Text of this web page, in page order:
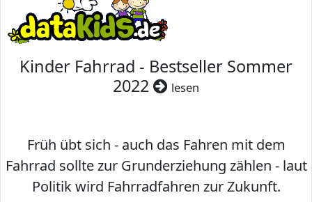
Kinder Fahrrad - Bestseller Sommer
2022
lesen
Früh übt sich - auch das Fahren mit dem
Fahrrad sollte zur Grunderziehung zählen - laut
Politik wird Fahrradfahren zur Zukunft.